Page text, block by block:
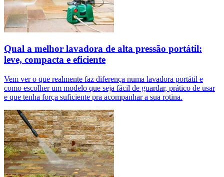
Qual a melhor lavadora de alta pressão portátil:
leve, compacta e eficiente
Vem ver o que realmente faz diferença numa lavadora portátil e
como escolher um modelo que seja fácil de guardar, prático de usar
e que tenha força suficiente pra acompanhar a sua rotina.